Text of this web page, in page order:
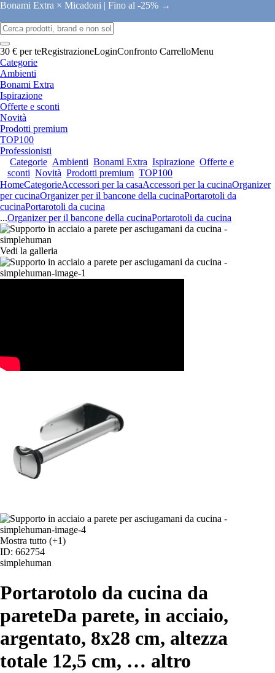
Bonami Extra × Micadoni | Fino al -25% →
30 € per teRegistrazioneLoginConfronto CarrelloMenu
Categorie
Ambienti
Bonami Extra
Ispirazione
Offerte e sconti
Novità
Prodotti premium
TOP100
Professionisti
Categorie Ambienti Bonami Extra Ispirazione Offerte e
sconti Novità Prodotti premium TOP100
HomeCategorieAccessori per la casaAccessori per la cucinaOrganizer
per cucinaOrganizer per il bancone della cucinaPortarotoli da
cucinaPortarotoli da cucina
...Organizer per il bancone della cucinaPortarotoli da cucina
Vedi la galleria
Mostra tutto (+1)
ID: 662754
simplehuman
Portarotolo da cucina da
pareteDa parete, in acciaio,
argentato, 8x28 cm, altezza
totale 12,5 cm, … altro